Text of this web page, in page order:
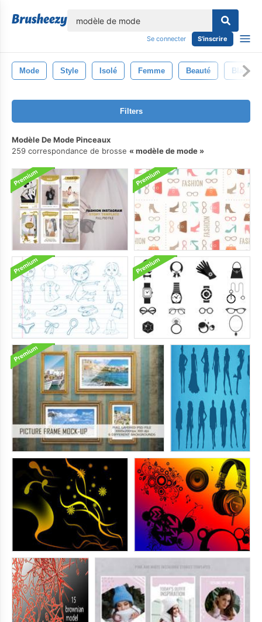
Se connecter S'inscrire
Mode Style Isolé Femme Beauté Blanc
Filters
Modèle De Mode Pinceaux
259 correspondance de brosse
modèle de mode